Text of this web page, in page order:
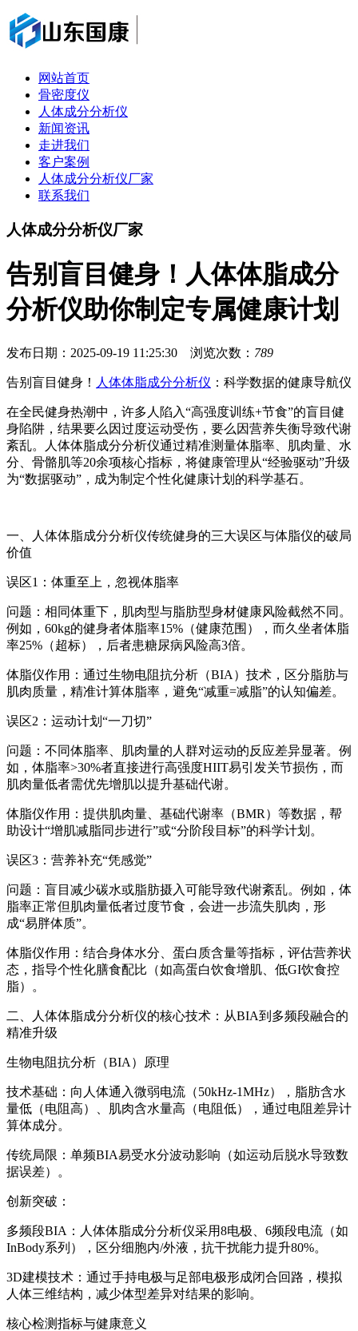
网站首页
骨密度仪
人体成分分析仪
新闻资讯
走进我们
客户案例
人体成分分析仪厂家
联系我们
人体成分分析仪厂家
告别盲目健身！人体体脂成分
分析仪助你制定专属健康计划
发布日期：2025-09-19 11:25:30 浏览次数： 789
告别盲目健身！ 人体体脂成分分析仪 ：科学数据的健康导航仪
在全民健身热潮中，许多人陷入“高强度训练+节食”的盲目健
身陷阱，结果要么因过度运动受伤，要么因营养失衡导致代谢
紊乱。人体体脂成分分析仪通过精准测量体脂率、肌肉量、水
分、骨骼肌等20余项核心指标，将健康管理从“经验驱动”升级
为“数据驱动”，成为制定个性化健康计划的科学基石。
一、 人体体脂成分分析仪传统健身的三大误区与体脂仪的破局
价值
误区1：体重至上，忽视体脂率
问题：相同体重下，肌肉型与脂肪型身材健康风险截然不同。
例如，60kg的健身者体脂率15%（健康范围），而久坐者体脂
率25%（超标），后者患糖尿病风险高3倍。
体脂仪作用：通过生物电阻抗分析（BIA）技术，区分脂肪与
肌肉质量，精准计算体脂率，避免“减重=减脂”的认知偏差。
误区2：运动计划“一刀切”
问题：不同体脂率、肌肉量的人群对运动的反应差异显著。例
如，体脂率>30%者直接进行高强度HIIT易引发关节损伤，而
肌肉量低者需优先增肌以提升基础代谢。
体脂仪作用：提供肌肉量、基础代谢率（BMR）等数据，帮
助设计“增肌减脂同步进行”或“分阶段目标”的科学计划。
误区3：营养补充“凭感觉”
问题：盲目减少碳水或脂肪摄入可能导致代谢紊乱。例如，体
脂率正常但肌肉量低者过度节食，会进一步流失肌肉，形
成“易胖体质”。
体脂仪作用：结合身体水分、蛋白质含量等指标，评估营养状
态，指导个性化膳食配比（如高蛋白饮食增肌、低GI饮食控
脂）。
二、 人体体脂成分分析仪的核心技术：从BIA到多频段融合的
精准升级
生物电阻抗分析（BIA）原理
技术基础：向人体通入微弱电流（50kHz-1MHz），脂肪含水
量低（电阻高）、肌肉含水量高（电阻低），通过电阻差异计
算体成分。
传统局限：单频BIA易受水分波动影响（如运动后脱水导致数
据误差）。
创新突破：
多频段BIA： 人体体脂成分分析仪采用8电极、6频段电流（如
InBody系列），区分细胞内/外液，抗干扰能力提升80%。
3D建模技术：通过手持电极与足部电极形成闭合回路，模拟
人体三维结构，减少体型差异对结果的影响。
核心检测指标与健康意义